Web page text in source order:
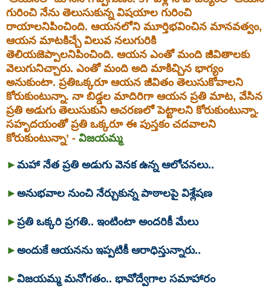
గురించి నేను తెలుసుకున్న విషయాల గురించి
రాయాలనిపించింది. ఆయనలోని మూర్తిభవించిన మానవత్వం​,
ఆయన మాటకిచ్చే విలువ నలుగురికి
తెలియజెప్పాలనిపించింది. ఆయన ఎంతో మంది జీవితాలకు
వెలుగునిచ్చారు. ఎంతో మంది అది మాకిచ్చిన భాగ్యం
అనుకుంటా. ప్రతిఒక్కరూ ఆయన జీవితం తెలుసుకోవాలని
కోరుకుంటున్నా. నా బిడ్డల మాదిరిగా ఆయన ప్రతి మాట, వేసిన
ప్రతి అడుగు తెలుసుకుని ఆచరణలో పెట్టాలని కోరుకుంటున్నా.
సహృదయంతో ప్రతి ఒక్కరూ ఈ పుస్తకం చదవాలని
కోరుకుంటున్నా’ - విజయమ్మ
► మహా నేత ప్రతి అడుగు వెనక ఉన్న ఆలోచనలు..
► అనుభవాల నుంచి నేర్చుకున్న పాఠాలపై విశ్లేషణ
► ప్రతి ఒక్కరి ప్రగతి.. ఇంటింటా అందరికీ మేలు
► అందుకే ఆయనను ఇప్పటికీ ఆరాధిస్తున్నారు..
► విజయమ్మ మనోగతం.. భావోద్వేగాల సమాహారం